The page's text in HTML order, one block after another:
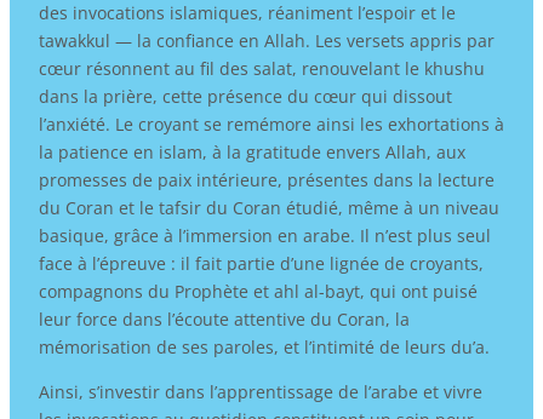
des invocations islamiques, réaniment l’espoir et le
tawakkul — la confiance en Allah. Les versets appris par
cœur résonnent au fil des salat, renouvelant le khushu
dans la prière, cette présence du cœur qui dissout
l’anxiété. Le croyant se remémore ainsi les exhortations à
la patience en islam, à la gratitude envers Allah, aux
promesses de paix intérieure, présentes dans la lecture
du Coran et le tafsir du Coran étudié, même à un niveau
basique, grâce à l’immersion en arabe. Il n’est plus seul
face à l’épreuve : il fait partie d’une lignée de croyants,
compagnons du Prophète et ahl al-bayt, qui ont puisé
leur force dans l’écoute attentive du Coran, la
mémorisation de ses paroles, et l’intimité de leurs du’a.
Ainsi, s’investir dans l’apprentissage de l’arabe et vivre